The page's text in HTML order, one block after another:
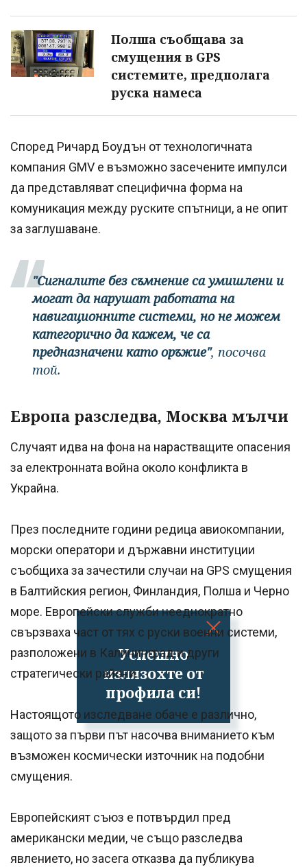
Успешно
излязохте от
профила си!
Полша съобщава за
смущения в GPS
системите, предполага
руска намеса
Според Ричард Боудън от технологичната
компания GMV е възможно засечените импулси
да представляват специфична форма на
комуникация между руските спътници, а не опит
за заглушаване.
"Сигналите без съмнение са умишлени и
могат да нарушат работата на
навигационните системи, но не можем
категорично да кажем, че са
предназначени като оръжие", посочва
той.
Европа разследва, Москва мълчи
Случаят идва на фона на нарастващите опасения
за електронната война около конфликта в
Украйна.
През последните години редица авиокомпании,
морски оператори и държавни институции
съобщиха за зачестили случаи на GPS смущения
в Балтийския регион, Финландия, Полша и Черно
море. Европейски служби нееднократно
свързваха част от тях с руски военни системи,
разположени в Калининград и други
стратегически райони.
Настоящото изследване обаче е различно,
защото за първи път насочва вниманието към
възможен космически източник на подобни
смущения.
Европейският съюз е потвърдил пред
американски медии, че също разследва
явлението, но засега отказва да публикува